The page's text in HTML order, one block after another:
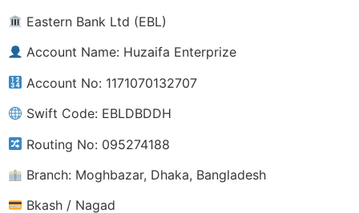
Eastern Bank Ltd (EBL)
Account Name: Huzaifa Enterprize
Account No: 1171070132707
Swift Code: EBLDBDDH
Routing No: 095274188
Branch: Moghbazar, Dhaka, Bangladesh
Bkash / Nagad